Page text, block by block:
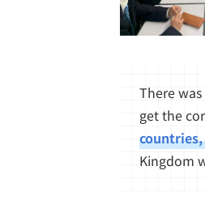
There
get the
Kingdom